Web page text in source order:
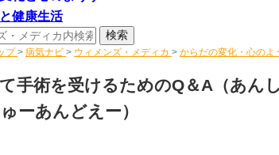
健康生活
プ > 病気ナビ > ウィメンズ・メディカ > からだの変化・心のよ
手術を受けるためのQ＆A （あん
ーあんどえー）